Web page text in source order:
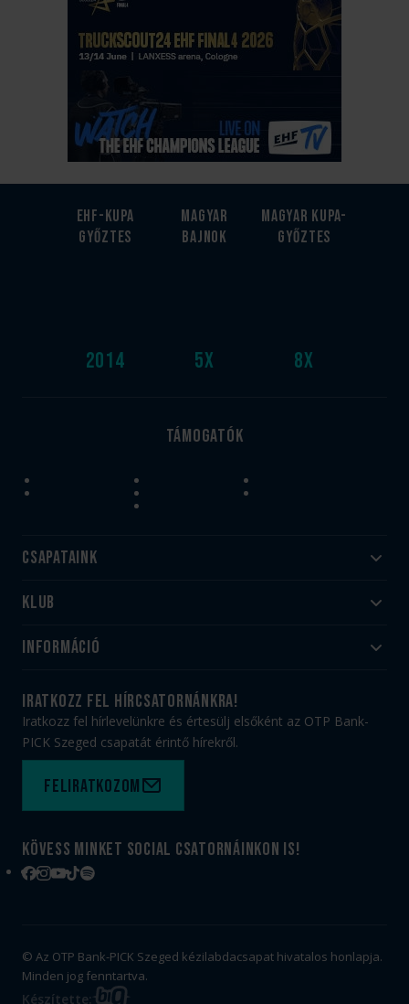
EHF-Kupa
győztes
2014
Magyar
bajnok
5x
Magyar kupa-
győztes
8x
Támogatók
Csapataink
Felnőtt
Utánpótlás
Klub
#HandballFamily
Munkatársaink
PICK Aréna
Sajtóakkreditáció
Információ
Jegy- és bérletvásárlás
Webshop
Felhasználási feltételek
Kapcsolat
iratkozz fel hírcsatornánkra!
Iratkozz fel hírlevelünkre és értesülj elsőként az OTP Bank-
PICK Szeged csapatát érintő hírekről.
Feliratkozom
Kövess minket social csatornáinkon is!
Facebook
Instagram
YouTube
TikTokSpotify
© Az OTP Bank-PICK Szeged kézilabdacsapat hivatalos honlapja.
Minden jog fenntartva.
Készítette: BIG